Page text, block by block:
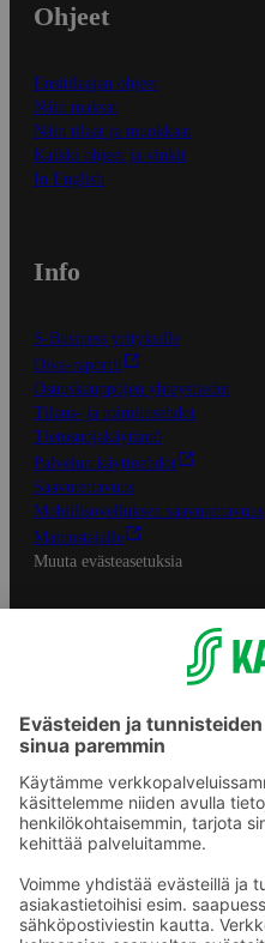
Ohjeet
Ensitilaajan ohjeet
Näin maksat
Näin tilaat ja muokkaat
Kaikki ohjeet ja vinkit
In English
Info
S-Business yrityksille
Oiva-raportit
Osuuskauppojen yhteystiedot
Tilaus- ja toimitusehdot
Tietosuojakäytäntö
Palvelun käyttöehdot
Saavutettavuus
Mobiilisovelluksen saavutettavuus
Mainostajalle
Muuta evästeasetuksia
S-ryhmän palvelut
S-ryhmä
Asiakasomistajuus
Yhteishyvä Ruoka -sovellus
S-ostoslista -sovellus
Prisma.fi
Sokos.fi
S-Pankki
Yhteishyvä
Sokos Hotels